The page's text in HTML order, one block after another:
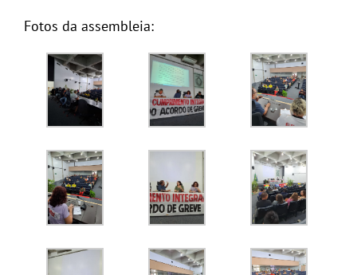
Fotos da assembleia: